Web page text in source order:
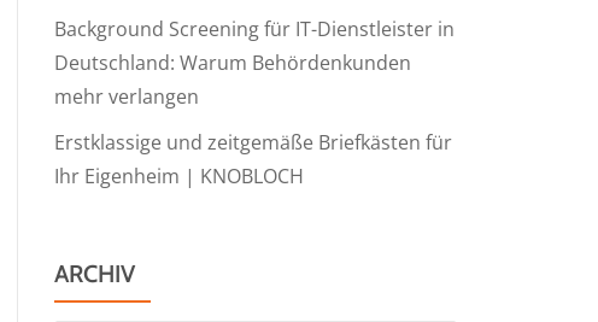
Background Screening für IT-Dienstleister in
Deutschland: Warum Behördenkunden
mehr verlangen
Erstklassige und zeitgemäße Briefkästen für
Ihr Eigenheim | KNOBLOCH
ARCHIV